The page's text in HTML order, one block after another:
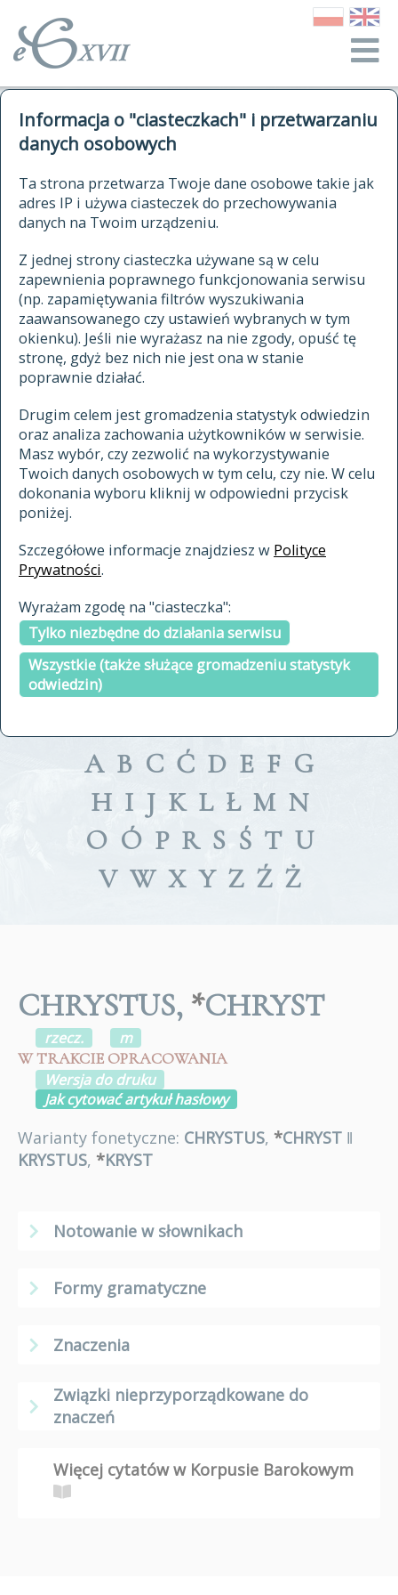
Informacja o "ciasteczkach" i przetwarzaniu
danych osobowych
Ta strona przetwarza Twoje dane osobowe takie jak
adres IP i używa ciasteczek do przechowywania
danych na Twoim urządzeniu.
Z jednej strony ciasteczka używane są w celu
zapewnienia poprawnego funkcjonowania serwisu
(np. zapamiętywania filtrów wyszukiwania
zaawansowanego czy ustawień wybranych w tym
okienku). Jeśli nie wyrażasz na nie zgody, opuść tę
stronę, gdyż bez nich nie jest ona w stanie
poprawnie działać.
Drugim celem jest gromadzenia statystyk odwiedzin
oraz analiza zachowania użytkowników w serwisie.
Masz wybór, czy zezwolić na wykorzystywanie
Twoich danych osobowych w tym celu, czy nie. W celu
dokonania wyboru kliknij w odpowiedni przycisk
poniżej.
Szczegółowe informacje znajdziesz w Polityce
Prywatności.
Wyrażam zgodę na "ciasteczka":
Tylko niezbędne do działania serwisu
Wszystkie (także służące gromadzeniu statystyk
odwiedzin)
autorzy Słownika
historia
publikacje
źródła
autorzy tekstów źródłowych
zasady opracowania
statystyki
najnowsze hasła
ostatnio zmodyfikowane hasła
materiały archiwalne
cytowanie
kontakt
kwerendy
jak cytować Słownik
ELEKTRONICZNY SŁOWNIK
JĘZYKA POLSKIEGO
XVII I XVIII WIEKU
znajdź hasła
zaczynające się od
indeksie
a fronte
a tergo
A B C Ć D E F G
H I J K L Ł M N
O Ó P R S Ś T U
V W X Y Z Ź Ż
CHRYSTUS, *CHRYST
rzecz.
m
W TRAKCIE OPRACOWANIA
Wersja do druku
Jak cytować artykuł hasłowy
Warianty fonetyczne: CHRYSTUS, *CHRYST ǁ
KRYSTUS, *KRYST
Notowanie w słownikach
Formy gramatyczne
Znaczenia
Związki nieprzyporządkowane do
znaczeń
Więcej cytatów w Korpusie Barokowym